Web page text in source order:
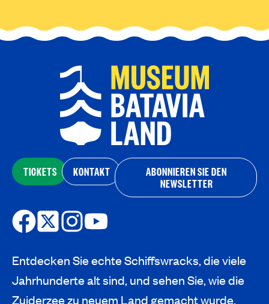
TICKETS KONTAKT
ABONNIEREN SIE DEN
NEWSLETTER
Entdecken Sie echte Schiffswracks, die viele
Jahrhunderte alt sind, und sehen Sie, wie die
Zuiderzee zu neuem Land gemacht wurde.